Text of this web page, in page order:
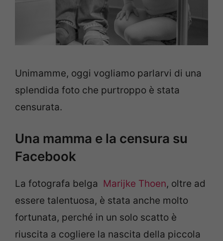
Unimamme, oggi vogliamo parlarvi di una
splendida foto che purtroppo è stata
censurata.
Una mamma e la censura su
Facebook
La fotografa belga Marijke Thoen, oltre ad
essere talentuosa, è stata anche molto
fortunata, perché in un solo scatto è
riuscita a cogliere la nascita della piccola